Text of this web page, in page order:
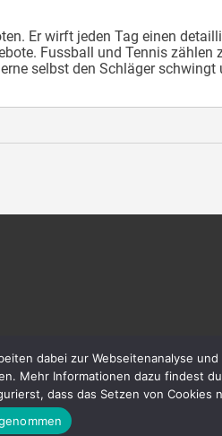
Er wirft jeden Tag einen
Fussball und Tennis zählen
selbst den Schläger
quotenboost.com finanziert sich durch Affiliate-
dabei zur Webseitenanalyse
Mehr Informationen dazu findest
dass das Setzen von Cookies